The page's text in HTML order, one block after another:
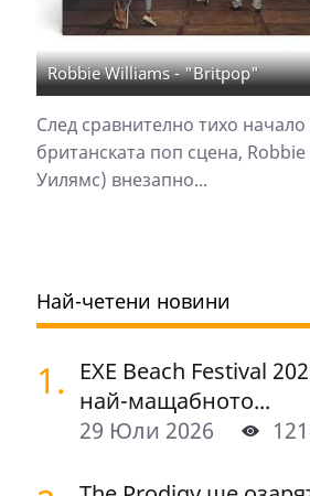
Robbie Williams - "Britpop"
След сравнително тихо начало
британската поп сцена,
Уилямс) внезапно...
Най-четени новини
1. EXE Beach Festival
най-мащабното...
29 Юли 2026